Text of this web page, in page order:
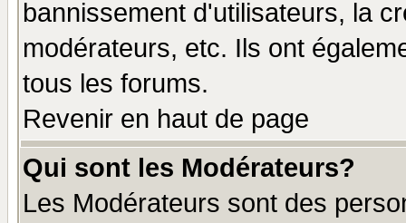
bannissement d'utilisateurs, la
modérateurs, etc. Ils ont
tous les forums.
Revenir en haut de page
Qui sont les Modérateurs?
Les Modérateurs sont des